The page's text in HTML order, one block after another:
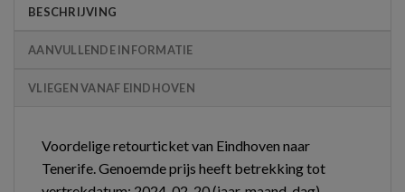
BESCHRIJVING
AANVULLENDE INFORMATIE
VLIEGEN VANAF EINDHOVEN
Voordelige retourticket van Eindhoven naar
Tenerife. Genoemde prijs heeft betrekking tot